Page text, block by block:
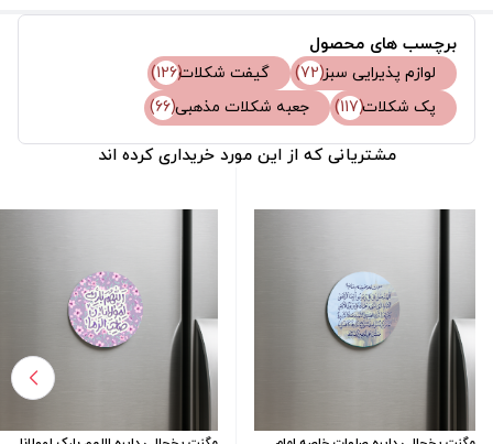
برچسب های محصول
لوازم پذیرایی سبز(72) گیفت شکلات(126)
پک شکلات(117) جعبه شکلات مذهبی(66)
مشتریانی که از این مورد خریداری کرده اند